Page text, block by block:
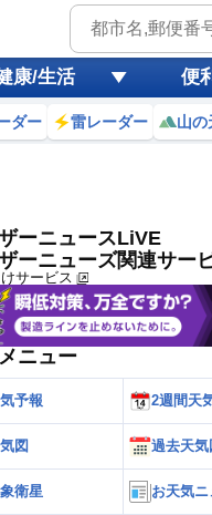
康/生活 便
ダー 雷レーダー 山の
風
黄砂
天気 台風
ーニュースLiVE
ーニューズ関連サー
サービス
ニュー
予報 2週間天
図 過去天気
衛星 お天気ニ